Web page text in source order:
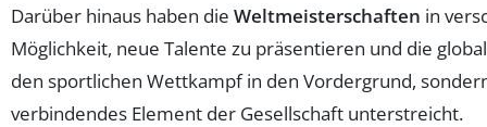
Darüber hinaus haben die Weltmeisterschaften in
Möglichkeit, neue Talente zu präsentieren und die
den sportlichen Wettkampf in den Vordergrund,
verbindendes Element der Gesellschaft unterstreicht.